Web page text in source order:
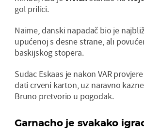
gol prilici.
Naime, danski napadač bio je
upućenoj s desne strane, ali
baskijskog stopera.
Sudac Eskaas je nakon VAR
dati crveni karton, uz naravno
Bruno pretvorio u pogodak.
Garnacho je svakako